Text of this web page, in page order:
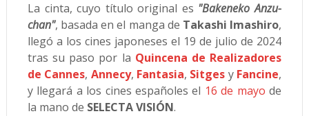
La cinta, cuyo título original es "Bakeneko Anzu-
chan", basada en el manga de Takashi Imashiro,
llegó a los cines japoneses el 19 de julio de 2024
tras su paso por la Quincena de Realizadores
de Cannes, Annecy, Fantasia, Sitges y Fancine,
y llegará a los cines españoles el 16 de mayo de
la mano de SELECTA VISIÓN.